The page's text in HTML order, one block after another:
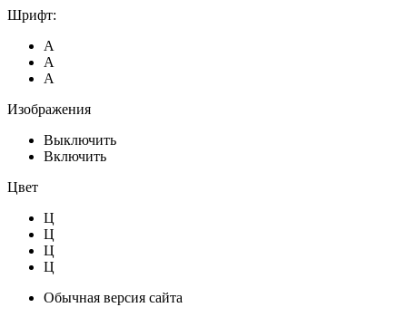
Шрифт:
А
А
А
Изображения
Выключить
Включить
Цвет
Ц
Ц
Ц
Ц
Обычная версия сайта